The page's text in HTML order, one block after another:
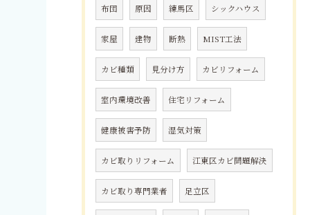
布団 原因 練馬区 シックハウス
家屋 建物 断熱 MIST工法
カビ種類 見分け方 カビリフォーム
室内環境改善 住宅リフォーム
健康被害予防 湿気対策
カビ取りリフォーム 江東区カビ問題解決
カビ取り専門業者 足立区